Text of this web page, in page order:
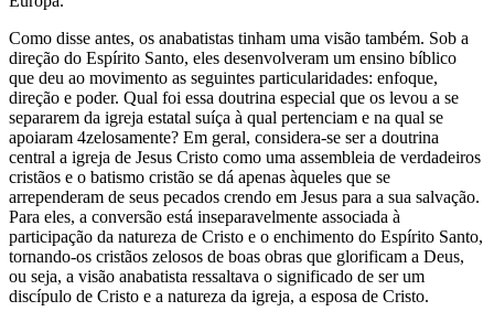
Como disse antes, os anabatistas tinham uma visão também. Sob a
direção do Espírito Santo, eles desenvolveram um ensino bíblico
que deu ao movimento as seguintes particularidades: enfoque,
direção e poder. Qual foi essa doutrina especial que os levou a se
separarem da igreja estatal suíça à qual pertenciam e na qual se
apoiaram 4zelosamente? Em geral, considera-se ser a doutrina
central a igreja de Jesus Cristo como uma assembleia de verdadeiros
cristãos e o batismo cristão se dá apenas àqueles que se
arrependeram de seus pecados crendo em Jesus para a sua salvação.
Para eles, a conversão está inseparavelmente associada à
participação da natureza de Cristo e o enchimento do Espírito Santo,
tornando-os cristãos zelosos de boas obras que glorificam a Deus,
ou seja, a visão anabatista ressaltava o significado de ser um
discípulo de Cristo e a natureza da igreja, a esposa de Cristo.